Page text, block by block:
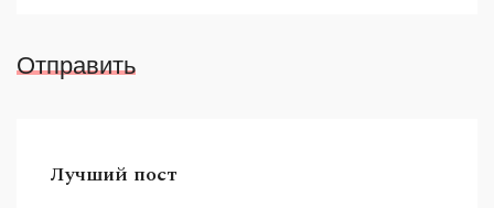
Отправить
Лучший пост